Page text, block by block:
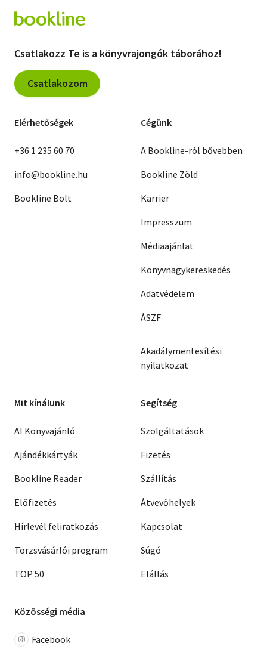
Csatlakozz Te is a könyvrajongók táborához!
Csatlakozom
Elérhetőségek
+36 1 235 60 70
info@bookline.hu
Bookline Bolt
Cégünk
A Bookline-ról bővebben
Bookline Zöld
Karrier
Impresszum
Médiaajánlat
Könyvnagykereskedés
Adatvédelem
ÁSZF
Akadálymentesítési
nyilatkozat
Mit kínálunk
AI Könyvajánló
Ajándékkártyák
Bookline Reader
Előfizetés
Hírlevél feliratkozás
Törzsvásárlói program
TOP 50
Segítség
Szolgáltatások
Fizetés
Szállítás
Átvevőhelyek
Kapcsolat
Súgó
Elállás
Közösségi média
Facebook